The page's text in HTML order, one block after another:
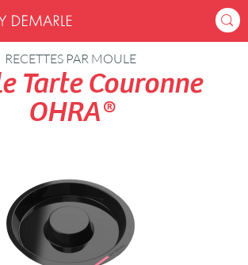
RECETTES PAR MOULE
Tarte Couronne
OHRA®